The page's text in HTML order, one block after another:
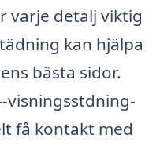
varje detalj viktig
kan hjälpa
bästa sidor.
visningsstdning-
få kontakt med